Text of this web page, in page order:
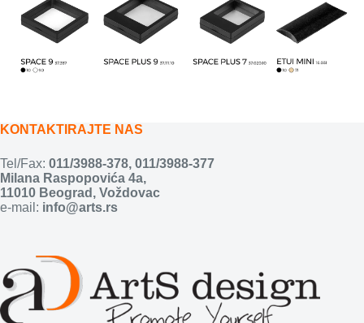
KONTAKTIRAJTE NAS
Tel/Fax: 011/3988-378, 011/3988-377
Milana Raspopovića 4a,
11010 Beograd, Voždovac
e-mail: info@arts.rs